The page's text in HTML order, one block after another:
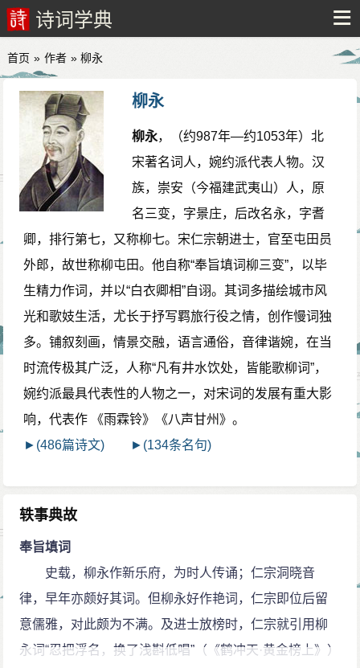
诗词学典
首页 » 作者 » 柳永
柳永
柳永，（约987年—约1053年）北
宋著名词人，婉约派代表人物。汉
族，崇安（今福建武夷山）人，原
名三变，字景庄，后改名永，字耆
卿，排行第七，又称柳七。宋仁宗朝进士，官至屯田员
外郎，故世称柳屯田。他自称“奉旨填词柳三变”，以毕
生精力作词，并以“白衣卿相”自诩。其词多描绘城市风
光和歌妓生活，尤长于抒写羁旅行役之情，创作慢词独
多。铺叙刻画，情景交融，语言通俗，音律谐婉，在当
时流传极其广泛，人称“凡有井水饮处，皆能歌柳词”，
婉约派最具代表性的人物之一，对宋词的发展有重大影
响，代表作 《雨霖铃》《八声甘州》。
►(486篇诗文)
►(134条名句)
轶事典故
奉旨填词
史载，柳永作新乐府，为时人传诵；仁宗洞晓音
律，早年亦颇好其词。但柳永好作艳词，仁宗即位后留
意儒雅，对此颇为不满。及进士放榜时，仁宗就引用柳
永词“忍把浮名，换了浅斟低唱”（《鹤冲天·黄金榜上》）